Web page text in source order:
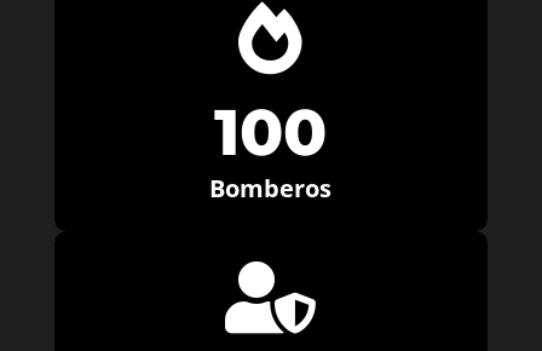

100
Bomberos
